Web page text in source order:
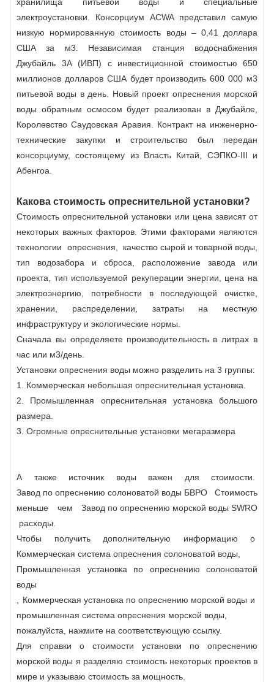
электроустановки. Консорциум ACWA представил самую
низкую нормированную стоимость воды – 0,41 доллара
США за м3. Независимая станция водоснабжения
Джубайль 3А (ИВП) с инвестиционной стоимостью 650
миллионов долларов США будет производить 600 000 м3
питьевой воды в день. Новый проект опреснения морской
воды обратным осмосом будет реализован в Джубайле,
Королевство Саудовская Аравия. Контракт на инженерно-
технические закупки и строительство был передан
консорциуму, состоящему из Власть Китай, СЭПКО-III и
Абенгоа.
Какова стоимость опреснительной установки?
Стоимость опреснительной установки или цена зависят от
некоторых важных факторов. Этими факторами являются
технологии опреснения, качество сырой и товарной воды
тип водозабора и сброса, расположение завода или
проекта, тип используемой рекуперации энергии, цена на
электроэнергию, потребности в последующей очистке,
хранении, распределении, затраты на местную
инфраструктуру и экологические нормы.
Сначала вы определяете производительность в литрах в
час или м3/день.
Установки опреснения воды можно разделить на 3 группы:
1. Коммерческая небольшая опреснительная установка.
2. Промышленная опреснительная установка большого
размера.
3. Огромные опреснительные установки мегаразмера
А также источник воды важен для стоимости.
Завод по опреснению солоноватой воды БВРО Стоимость
меньше чем Завод по опреснению морской воды SWRO
расходы.
Чтобы получить дополнительную информацию о
Коммерческая система опреснения солоноватой воды
Промышленная установка по опреснению солоноватой
воды
Коммерческая установка по опреснению морской воды и
промышленная система опреснения морской воды
пожалуйста, нажмите на соответствующую ссылку.
Для справки о стоимости установки по опреснению
морской воды я разделяю стоимость некоторых проектов в
мире и указываю стоимость за мощность.